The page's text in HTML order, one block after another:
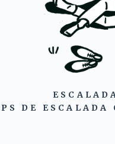
DE ESCALADA